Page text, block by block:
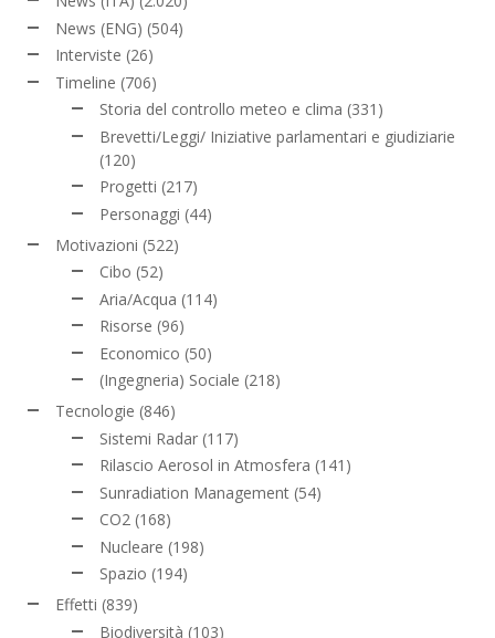
News (ENG) (504)
Interviste (26)
Timeline (706)
Storia del controllo meteo e clima (331)
Brevetti/Leggi/ Iniziative parlamentari e giudiziarie
(120)
Progetti (217)
Personaggi (44)
Motivazioni (522)
Cibo (52)
Aria/Acqua (114)
Risorse (96)
Economico (50)
(Ingegneria) Sociale (218)
Tecnologie (846)
Sistemi Radar (117)
Rilascio Aerosol in Atmosfera (141)
Sunradiation Management (54)
CO2 (168)
Nucleare (198)
Spazio (194)
Effetti (839)
Biodiversità (103)